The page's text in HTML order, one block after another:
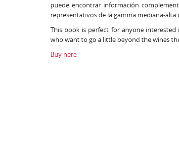
puede encontrar información
representativos de la gamma mediana-alta
This book is perfect for anyone
who want to go a little beyond the wines
Buy here